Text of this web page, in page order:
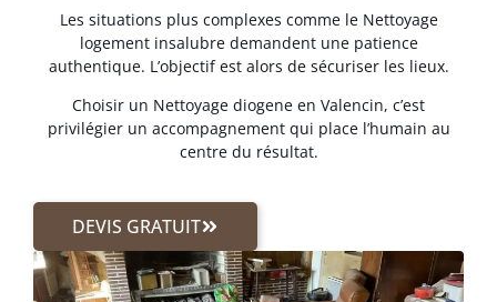
Les situations plus complexes comme le Nettoyage
logement insalubre demandent une patience
authentique. L’objectif est alors de sécuriser les lieux.
Choisir un Nettoyage diogene en Valencin, c’est
privilégier un accompagnement qui place l’humain au
centre du résultat.
DEVIS GRATUIT